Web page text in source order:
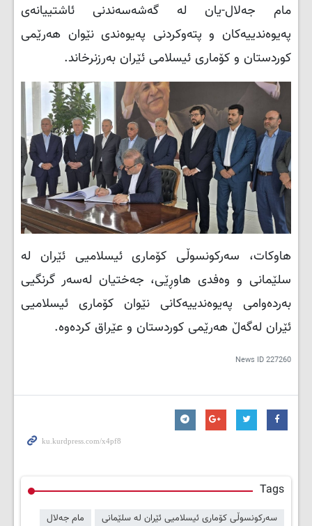
مام جەلال-یان لە گەشەسەندنی ئاشتییانەی
پەیوەندییەکان و پتەوکردنی پەیوەندی نێوان هەرێمی
کوردستان و کۆماری ئیسلامی ئێران بەرزنرخاند.
هاوکات، سەرکونسوڵی کۆماری ئیسلامیی ئێران لە
سلێمانی و وەفدی هاوڕێی، جەختیان لەسەر گرنگیی
بەردەوامی پەیوەندییەکانی نێوان کۆماری ئیسلامیی
ئێران لەگەڵ هەرێمی کوردستان و عێراق کردەوە.
News ID227260
Tags
سەرکونسوڵی کۆماری ئیسلامیی ئێران لە سلێمانی مام جەلال